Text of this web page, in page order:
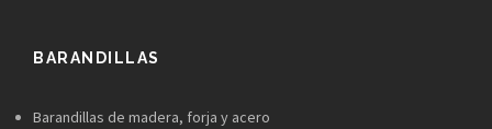
BARANDILLAS
Barandillas de madera, forja y acero